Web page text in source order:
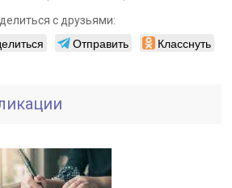
с друзьями:
Отправить Класснуть